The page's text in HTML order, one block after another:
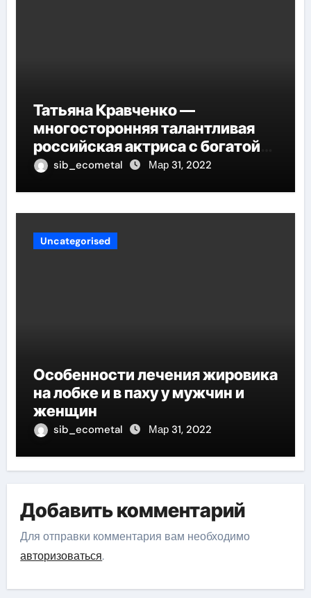
Татьяна Кравченко —
многосторонняя талантливая
российская актриса с богатой
биографией и успешной
sib_ecometal Мар 31, 2022
Uncategorised
Особенности лечения жировика
на лобке и в паху у мужчин и
женщин
sib_ecometal Мар 31, 2022
Добавить комментарий
Для отправки комментария вам необходимо
авторизоваться.